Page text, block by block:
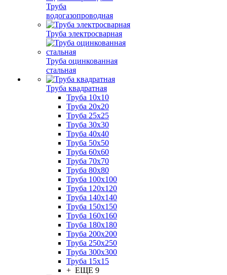
Труба
водогазопроводная
Труба электросварная
Труба оцинкованная
стальная
Труба квадратная
Труба 10x10
Труба 20x20
Труба 25x25
Труба 30x30
Труба 40x40
Труба 50x50
Труба 60x60
Труба 70x70
Труба 80x80
Труба 100x100
Труба 120x120
Труба 140x140
Труба 150x150
Труба 160x160
Труба 180x180
Труба 200x200
Труба 250x250
Труба 300x300
Труба 15x15
+ ЕЩЕ 9